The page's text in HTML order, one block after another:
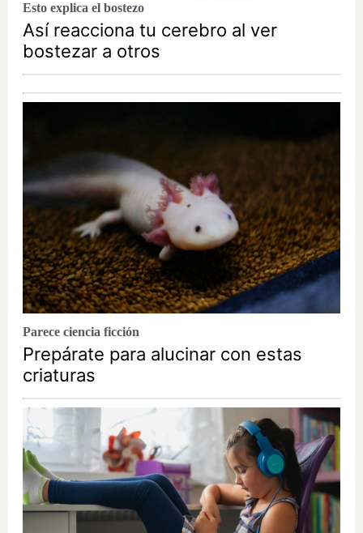
Esto explica el bostezo
Así reacciona tu cerebro al ver
bostezar a otros
Parece ciencia ficción
Prepárate para alucinar con estas
criaturas